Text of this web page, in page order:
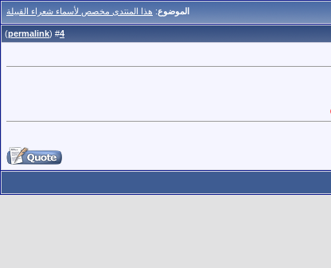
الموضوع: هذا المنتدى مخصص لأسماء شعراء القبيلة
4
(
permalink
)